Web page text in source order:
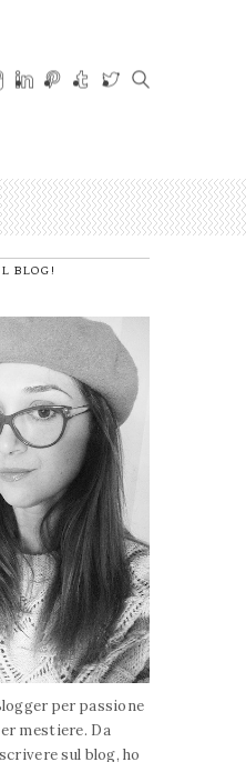
BLOG!
per passione
mestiere. Da
sul blog, ho